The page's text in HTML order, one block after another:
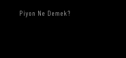
Piyon Ne Demek?